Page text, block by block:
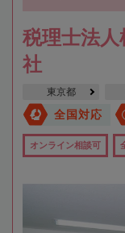
税理士法
社
東京都
全国対応
オンライン相談可